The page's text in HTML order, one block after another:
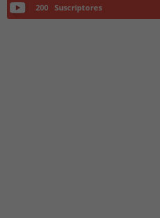
200 Suscriptores